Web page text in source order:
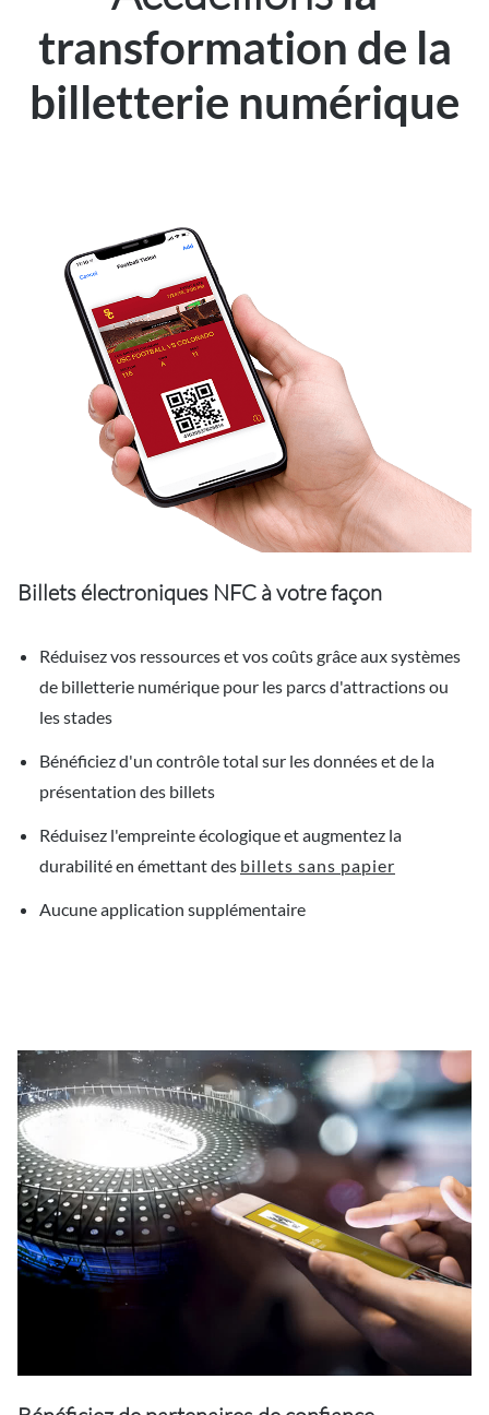
transformation de la
billetterie numérique
Billets électroniques NFC à votre façon
Réduisez vos ressources et vos coûts grâce aux systèmes
de billetterie numérique pour les parcs d'attractions ou
les stades
Bénéficiez d'un contrôle total sur les données et de la
présentation des billets
Réduisez l'empreinte écologique et augmentez la
durabilité en émettant des billets sans papier
Aucune application supplémentaire